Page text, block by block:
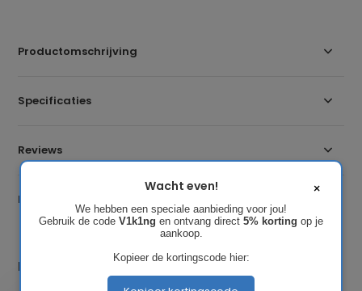
Productomschrijving
Specificaties
Reviews
Delen
Laatst bekeken
×
Wacht even!
We hebben een speciale aanbieding voor jou!
Gebruik de code V1k1ng en ontvang direct 5% korting op je
aankoop.
Kopieer de kortingscode hier: